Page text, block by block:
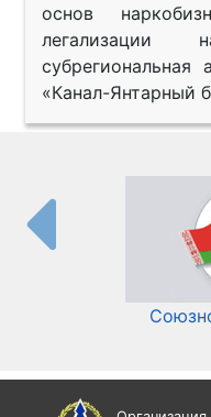
основ
легализации
субрегиональная
«Канал-Янтарный